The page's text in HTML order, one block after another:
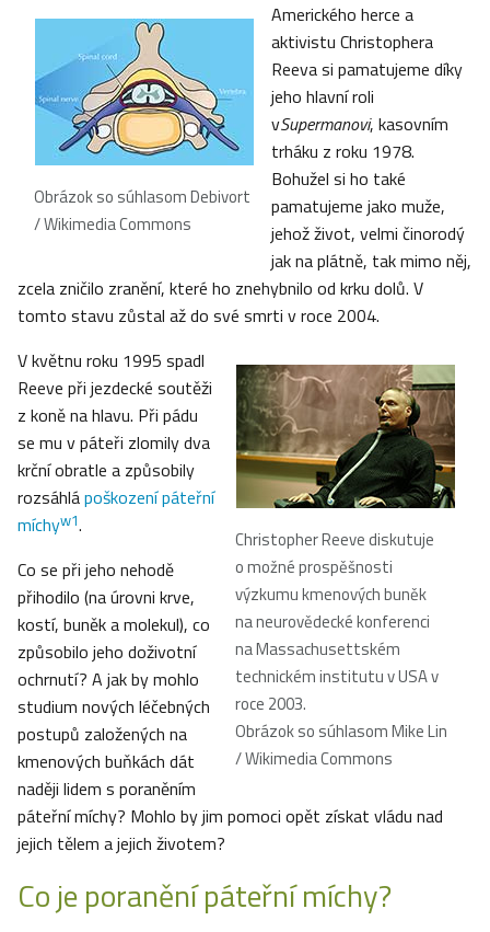
Obrázok so súhlasom Debivort
/ Wikimedia Commons
Amerického herce a
aktivistu Christophera
Reeva si pamatujeme díky
jeho hlavní roli
vSupermanovi, kasovním
trháku z roku 1978.
Bohužel si ho také
pamatujeme jako muže,
jehož život, velmi činorodý
jak na plátně, tak mimo něj,
zcela zničilo zranění, které ho znehybnilo od krku dolů. V
tomto stavu zůstal až do své smrti v roce 2004.
Christopher Reeve diskutuje
o možné prospěšnosti
výzkumu kmenových buněk
na neurovědecké konferenci
na Massachusettském
technickém institutu v USA v
roce 2003.
Obrázok so súhlasom Mike Lin
/ Wikimedia Commons
V květnu roku 1995 spadl
Reeve při jezdecké soutěži
z koně na hlavu. Při pádu
se mu v páteři zlomily dva
krční obratle a způsobily
rozsáhlápoškození páteřní
míchyw1.
Co se při jeho nehodě
přihodilo (na úrovni krve,
kostí, buněk a molekul), co
způsobilo jeho doživotní
ochrnutí? A jak by mohlo
studium nových léčebných
postupů založených na
kmenových buňkách dát
naději lidem s poraněním
páteřní míchy? Mohlo by jim pomoci opět získat vládu nad
jejich tělem a jejich životem?
Co je poranění páteřní míchy?